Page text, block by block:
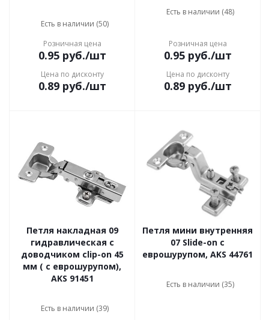
Есть в наличии (50)
Розничная цена
0.95руб./шт
Цена по дисконту
0.89руб./шт
Есть в наличии (48)
Розничная цена
0.95руб./шт
Цена по дисконту
0.89руб./шт
Петля накладная 09
гидравлическая с
доводчиком clip-on 45
мм ( с еврошурупом),
AKS 91451
Есть в наличии (39)
Петля мини внутренняя
07 Slide-on с
еврошурупом, AKS 44761
Есть в наличии (35)